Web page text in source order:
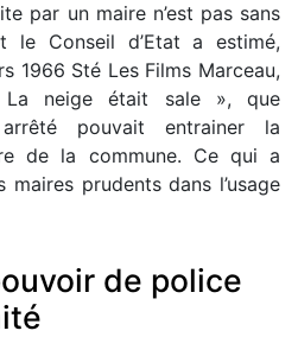
par un maire n’est pas sans
le Conseil d’Etat a estimé,
1966 Sté Les Films Marceau,
neige était sale », que
arrêté pouvait entrainer la
de la commune. Ce qui a
prudents dans l’usage
de police